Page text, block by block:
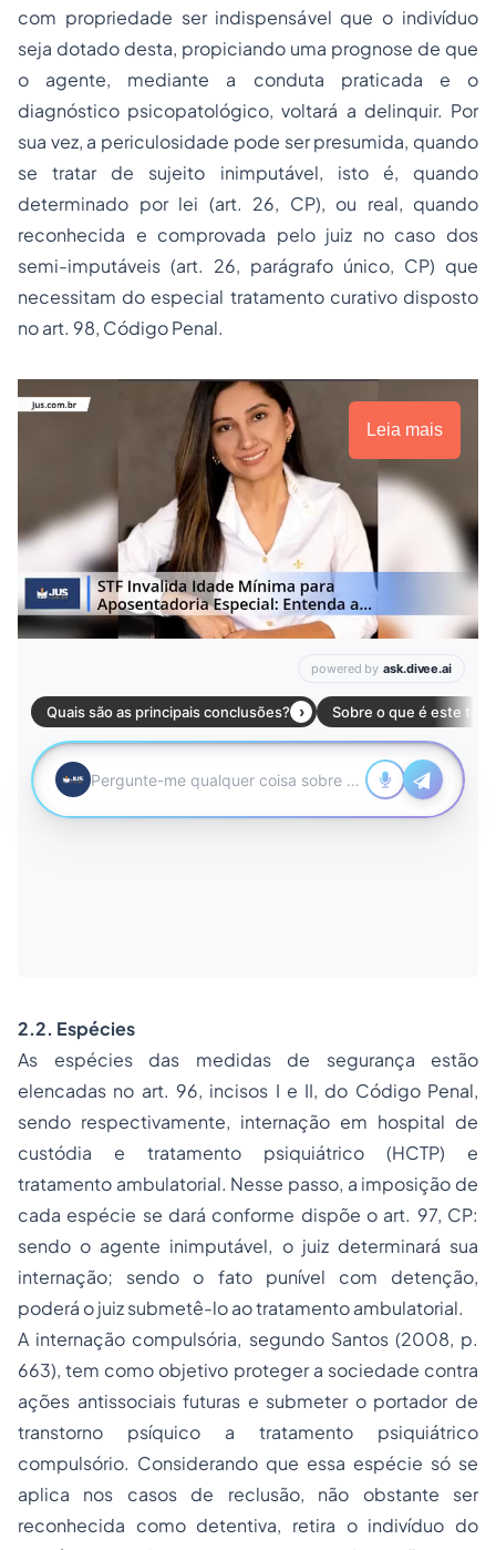
com propriedade ser indispensável que o indivíduo
seja dotado desta, propiciando uma prognose de que
o agente, mediante a conduta praticada e o
diagnóstico psicopatológico, voltará a delinquir. Por
sua vez, a periculosidade pode ser presumida, quando
se tratar de sujeito inimputável, isto é, quando
determinado por lei (art. 26, CP), ou real, quando
reconhecida e comprovada pelo juiz no caso dos
semi-imputáveis (art. 26, parágrafo único, CP) que
necessitam do especial tratamento curativo disposto
no art. 98, Código Penal.
Leia mais
2.2. Espécies
As espécies das medidas de segurança estão
elencadas no art. 96, incisos I e II, do Código Penal,
sendo respectivamente, internação em hospital de
custódia e tratamento psiquiátrico (HCTP) e
tratamento ambulatorial. Nesse passo, a imposição de
cada espécie se dará conforme dispõe o art. 97, CP:
sendo o agente inimputável, o juiz determinará sua
internação; sendo o fato punível com detenção,
poderá o juiz submetê-lo ao tratamento ambulatorial.
A internação compulsória, segundo Santos (2008, p.
663), tem como objetivo proteger a sociedade contra
ações antissociais futuras e submeter o portador de
transtorno psíquico a tratamento psiquiátrico
compulsório. Considerando que essa espécie só se
aplica nos casos de reclusão, não obstante ser
reconhecida como detentiva, retira o indivíduo do